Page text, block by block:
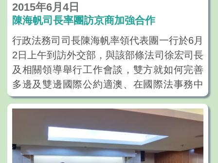
2015年6月4日
陳海帆司長率團訪京商加強合作
行政法務司司長陳海帆率領代表團一行於6月
2日上午到訪外交部，與該部條法司徐宏司長
及相關領導舉行工作會談，雙方就如何完善
多邊及雙邊國際公約適澳、在國際法事務中
維護國家及澳門特區的利益，以及加強特區
公務人員國際法培訓等事宜進行了討論。當
日下午，外交部張業遂副部長會見陳司長一
行，張副部長首先歡迎代表團的到訪，表示
外交部將根據《澳門特別行政區基本法》，